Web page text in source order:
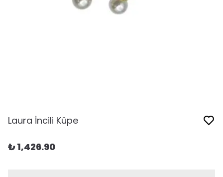
Laura İncili Küpe
₺ 1,426.90